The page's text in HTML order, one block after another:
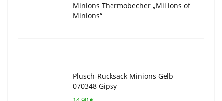
Minions Thermobecher „Millions of
Minions“
Plüsch-Rucksack Minions Gelb
070348 Gipsy